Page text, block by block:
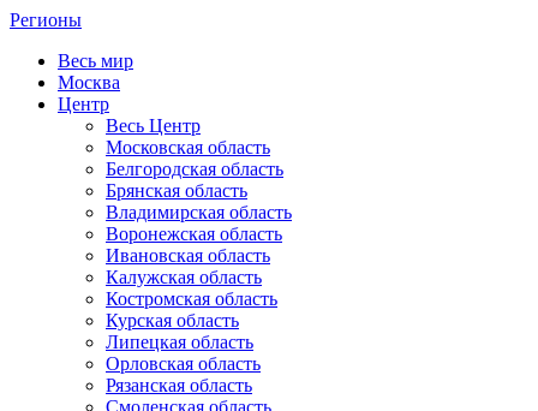
Регионы
Весь мир
Москва
Центр
Весь Центр
Московская область
Белгородская область
Брянская область
Владимирская область
Воронежская область
Ивановская область
Калужская область
Костромская область
Курская область
Липецкая область
Орловская область
Рязанская область
Смоленская область